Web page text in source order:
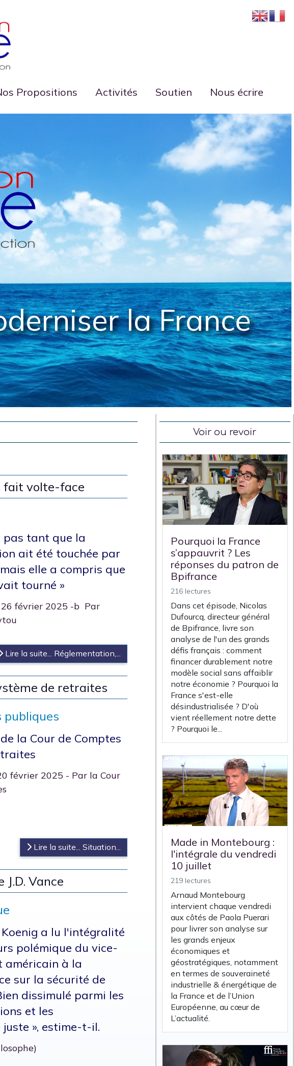
Propositions Activités Soutien Nous écrire
la France
fait volte-face
pas tant que la
ait été touchée par
elle a compris que
tourné »
février 2025 -b Par
Lire la suite... Réglementation,...
de retraites
publiques
la Cour de Comptes
février 2025 - Par la Cour
Lire la suite... Situation...
Vance
a lu l'intégralité
polémique du vice-
américain à la
sur la sécurité de
dissimulé parmi les
et les
», estime-t-il.
Voir ou revoir
Pourquoi la France
s’appauvrit ? Les
réponses du patron de
Bpifrance
216 lectures
Dans cet épisode, Nicolas
Dufourcq, directeur général
de Bpifrance, livre son
analyse de l'un des grands
défis français : comment
financer durablement notre
modèle social sans affaiblir
notre économie ? Pourquoi la
France s'est-elle
désindustrialisée ? D'où
vient réellement notre dette
? Pourquoi le...
Made in Montebourg :
l'intégrale du vendredi
10 juillet
219 lectures
Arnaud Montebourg
intervient chaque vendredi
aux côtés de Paola Puerari
pour livrer son analyse sur
les grands enjeux
économiques et
géostratégiques, notamment
en termes de souveraineté
industrielle & énergétique de
la France et de l’Union
Européenne, au cœur de
L’actualité.